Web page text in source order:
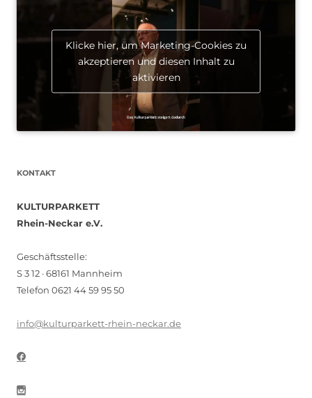
Klicke hier, um Marketing-Cookies zu
akzeptieren und diesen Inhalt zu
aktivieren
KONTAKT
KULTURPARKETT
Rhein-Neckar e.V.
Geschäftsstelle:
S 3 12 · 68161 Mannheim
Telefon 0621 44 59 95 50
info@kulturparkett-rhein-neckar.de